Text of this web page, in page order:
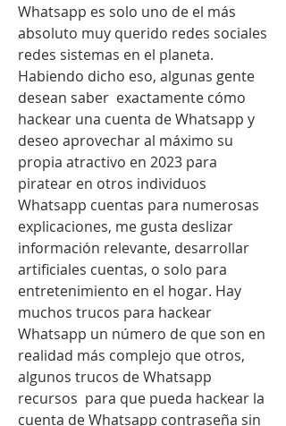
Whatsapp es solo uno de el más
absoluto muy querido redes sociales
redes sistemas en el planeta.
Habiendo dicho eso, algunas gente
desean saber  exactamente cómo
hackear una cuenta de Whatsapp y
deseo aprovechar al máximo su
propia atractivo en 2023 para
piratear en otros individuos
Whatsapp cuentas para numerosas
explicaciones, me gusta deslizar
información relevante, desarrollar
artificiales cuentas, o solo para
entretenimiento en el hogar. Hay
muchos trucos para hackear
Whatsapp un número de que son en
realidad más complejo que otros,
algunos trucos de Whatsapp
recursos  para que pueda hackear la
cuenta de Whatsapp contraseña sin